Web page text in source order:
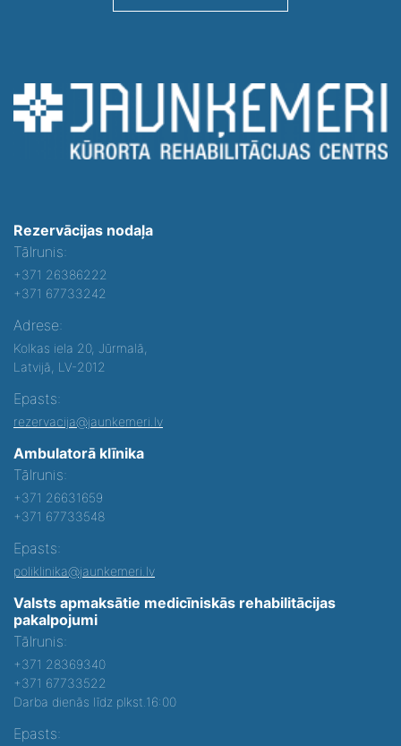
Rezervācijas nodaļa
Tālrunis:
+371 26386222
+371 67733242
Adrese:
Kolkas iela 20, Jūrmalā,
Latvijā, LV-2012
Epasts:
rezervacija@jaunkemeri.lv
Ambulatorā klīnika
Tālrunis:
+371 26631659
+371 67733548
Epasts:
poliklinika@jaunkemeri.lv
Valsts apmaksātie medicīniskās rehabilitācijas
pakalpojumi
Tālrunis:
+371 28369340
+371 67733522
Darba dienās līdz plkst.16:00
Epasts: